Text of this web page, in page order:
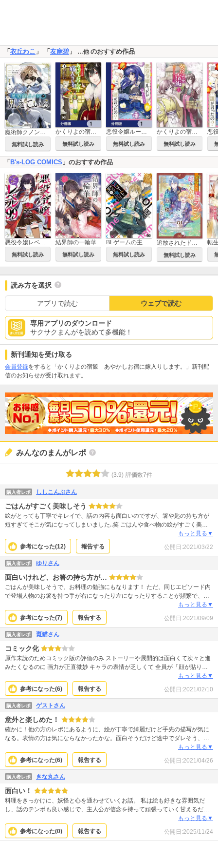
「衣丘わこ 」 「友麻碧 」 …他のおすすめ作品
無料試し読み
かくりよの宿飯 あやかしお宿に嫁入りします。【分冊版】
無料試し読み
悪役令嬢ルートがないなんて、誰が言ったの？【分冊版】
無料試し読み
かくりよの宿飯 あやかしお宿に嫁入りします。
無料試し読み
「B's-LOG COMICS 」のおすすめ作品
悪役令嬢レベル99 ～私は裏ボスですが魔王ではありません～
無料試し読み
結界師の一輪華
無料試し読み
BLゲームの主人公の弟であることに気がつきました
無料試し読み 無料試し読み
読み方を選択
アプリで読む ウェブで読む
専用アプリのダウンロード
サクサクまんがを読めて多機能！
新刊通知を受け取る
会員登録をすると「かくりよの宿飯 あやかしお宿に嫁入りします。」新刊配
信のお知らせが受け取れます。
みんなのまんがレポ
(3.9) 評価数7件
購入者レポ ししこんぶさん
ごはんがすごく美味しそう
絵がとっても丁寧でキレイで、話の内容も面白いのですが、箸や匙の持ち方が
短すぎてそこが気になってしまいました‥笑 ごはんや食べ物の絵がすごく美味
もっと見る▼
参考になった(12) 報告する 公開日:2021/03/22
購入者レポ ゆりさん
面白いけれど、お箸の持ち方が…
ごはんが美味しそうで、お料理の勉強にもなります！ ただ、同じエピソード内
で登場人物のお箸を持つ手が右になったり左になったりすることが頻繁で、気
になります。 既にレポートされている方もいらっしゃいますが、お箸をすごく
短く持っていることも。。。 お料理の漫画なので、そのあたりは丁寧に書いて
いただきたいです。
もっと見る▼
参考になった(7) 報告する 公開日:2021/09/09
購入者レポ 斑猫さん
コミック化
原作未読のためコミック版の評価のみ ストーリーや展開的は面白くて次々と進
みたくなるのに 画力が正直微妙 キャラの表情が乏しくて 全員が「顔が貼り付
もっと見る▼
参考になった(6) 報告する 公開日:2021/02/10
購入者レポ ゲストさん
意外と楽しめた！
確かに！他の方のレポにあるように、絵が丁寧で綺麗だけど手先の描写が気に
なる。表情の方は気にならなかったかな。面白そうだけど途中でダレそう、そ
う思って読み始めたらサクサク読めてしまった。続きが出たら読むと思う。
もっと見る▼
参考になった(6) 報告する 公開日:2021/04/26
購入者レポ きな丸さん
面白い！
料理をきっかけに、妖怪と心を通わせていくお話。 私は絵も好きな雰囲気だ
し、話のテンポも良い感じで、主人公が信念を持って頑張っていく甘えるだけ
ではない内容も気に入ってる。 でも、試し読みが、目次のところまでなので、
どんな話か全くわからないのが勿体無いと思った。もう少し本編が読めるよう
にすれば、購入者も増えるだろうに。
もっと見る▼
参考になった(0) 報告する 公開日:2025/11/24